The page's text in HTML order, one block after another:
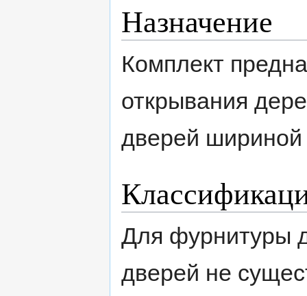
Назначение
Комплект
открывания
дверей
Для фурнитуры
дверей не